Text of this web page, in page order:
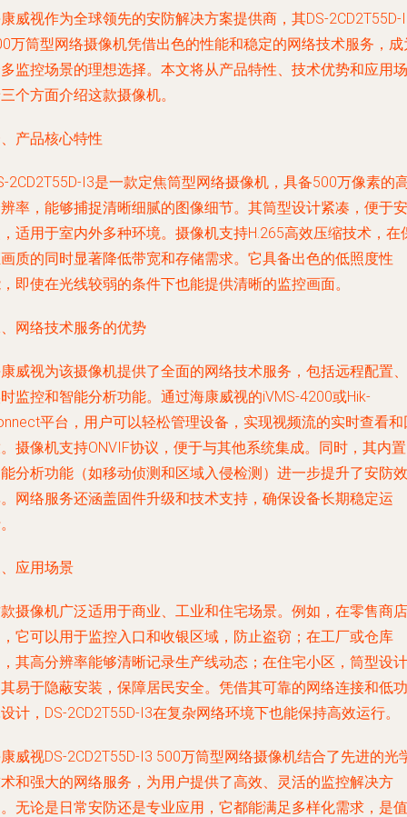
威视作为全球领先的安防解决方案提供商，其DS-2CD2T55D-
万筒型网络摄像机凭借出色的性能和稳定的网络技术服务，成
监控场景的理想选择。本文将从产品特性、技术优势和应用场
个方面介绍这款摄像机。
产品核心特性
2CD2T55D-I3是一款定焦筒型网络摄像机，具备500万像素的
率，能够捕捉清晰细腻的图像细节。其筒型设计紧凑，便于安
适用于室内外多种环境。摄像机支持H.265高效压缩技术，在
质的同时显著降低带宽和存储需求。它具备出色的低照度性
即使在光线较弱的条件下也能提供清晰的监控画面。
网络技术服务的优势
威视为该摄像机提供了全面的网络技术服务，包括远程配置、
监控和智能分析功能。通过海康威视的iVMS-4200或Hik-
平台，用户可以轻松管理设备，实现视频流的实时查看和
摄像机支持ONVIF协议，便于与其他系统集成。同时，其内
分析功能（如移动侦测和区域入侵检测）进一步提升了安防效
网络服务还涵盖固件升级和技术支持，确保设备长期稳定运
应用场景
摄像机广泛适用于商业、工业和住宅场景。例如，在零售商店
它可以用于监控入口和收银区域，防止盗窃；在工厂或仓库
其高分辨率能够清晰记录生产线动态；在住宅小区，筒型设计
易于隐蔽安装，保障居民安全。凭借其可靠的网络连接和低功
计，DS-2CD2T55D-I3在复杂网络环境下也能保持高效运行。
威视DS-2CD2T55D-I3 500万筒型网络摄像机结合了先进的光
和强大的网络服务，为用户提供了高效、灵活的监控解决方
无论是日常安防还是专业应用，它都能满足多样化需求，是值